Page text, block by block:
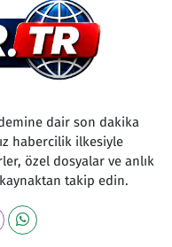
dair son dakika
habercilik ilkesiyle
özel dosyalar ve anlık
takip edin.